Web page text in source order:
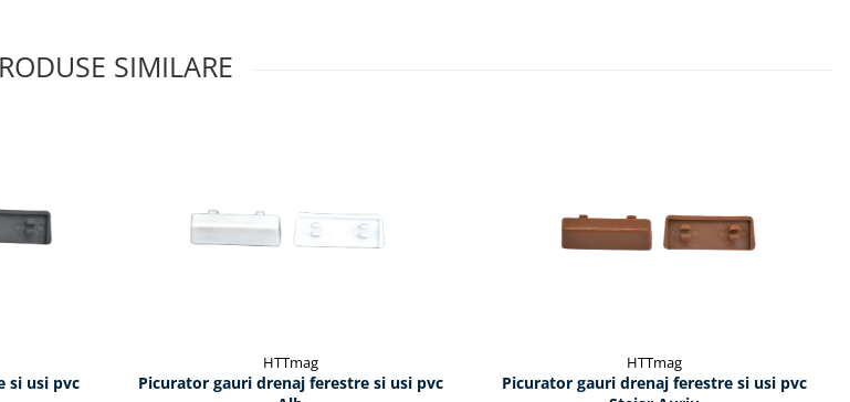
SIMILARE
si usi pvc
HTTmag
Picurator gauri drenaj ferestre si usi pvc
HTTmag
Picurator gauri drenaj ferestre si usi pvc